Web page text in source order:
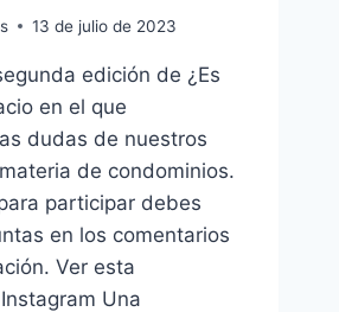
13 de julio de 2023
edición de ¿Es
en el que
dudas de nuestros
de condominios.
participar debes
en los comentarios
Ver esta
Una